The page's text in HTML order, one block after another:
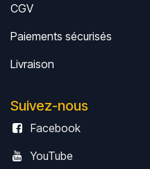
CGV
Paiements sécurisés
Livraison
Suivez-nous
Facebook
YouTube